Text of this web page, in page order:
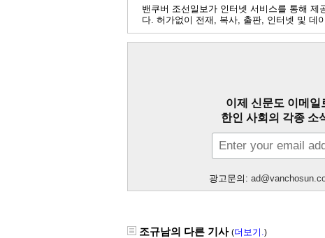
밴쿠버 조선일보가 인터넷 서비스를 통해
다. 허가없이 전재, 복사, 출판, 인터넷 및 데
이제 신문도 이메
한인 사회의 각종 소
광고문의:
조규남의 다른 기사 (더보기.)